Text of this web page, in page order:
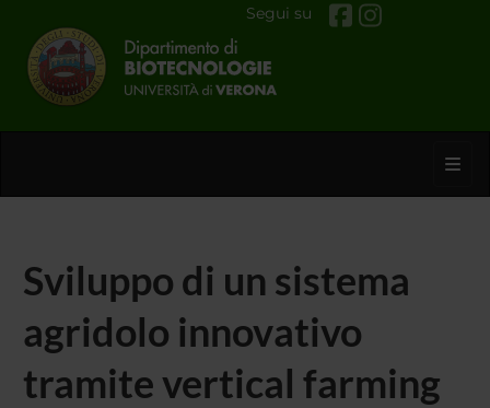
Segui su
Sviluppo di un sistema
agridolo innovativo
tramite vertical farming